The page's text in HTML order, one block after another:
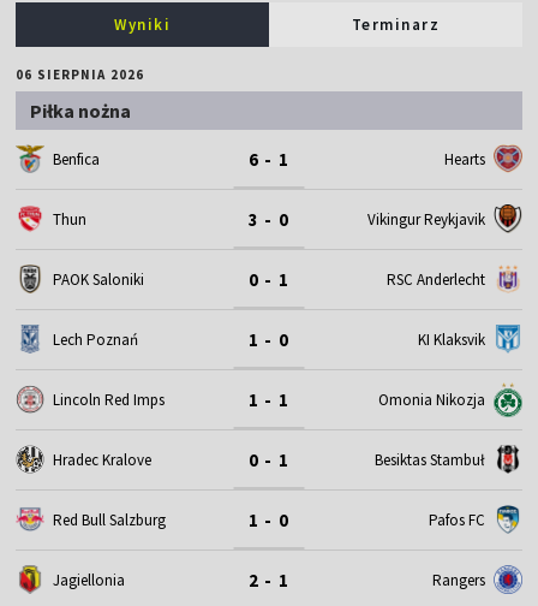
Wyniki Terminarz
06 SIERPNIA 2026
Piłka nożna
Benfica 6 - 1 Hearts
Thun 3 - 0 Vikingur Reykjavik
PAOK Saloniki 0 - 1 RSC Anderlecht
Lech Poznań 1 - 0 KI Klaksvik
Lincoln Red Imps 1 - 1 Omonia Nikozja
Hradec Kralove 0 - 1 Besiktas Stambuł
Red Bull Salzburg 1 - 0 Pafos FC
Jagiellonia 2 - 1 Rangers